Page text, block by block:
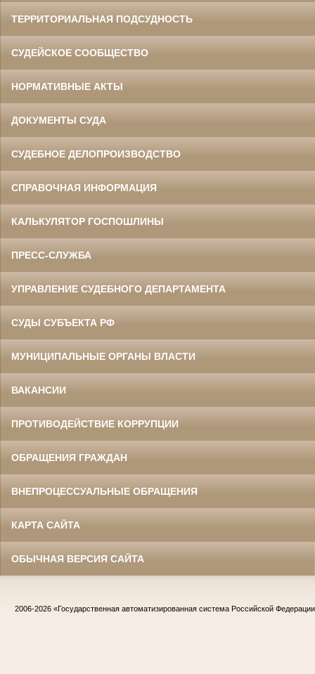
ТЕРРИТОРИАЛЬНАЯ ПОДСУДНОСТЬ
СУДЕЙСКОЕ СООБЩЕСТВО
НОРМАТИВНЫЕ АКТЫ
ДОКУМЕНТЫ СУДА
СУДЕБНОЕ ДЕЛОПРОИЗВОДСТВО
СПРАВОЧНАЯ ИНФОРМАЦИЯ
КАЛЬКУЛЯТОР ГОСПОШЛИНЫ
ПРЕСС-СЛУЖБА
УПРАВЛЕНИЕ СУДЕБНОГО ДЕПАРТАМЕНТА
СУДЫ СУБЪЕКТА РФ
МУНИЦИПАЛЬНЫЕ ОРГАНЫ ВЛАСТИ
ВАКАНСИИ
ПРОТИВОДЕЙСТВИЕ КОРРУПЦИИ
ОБРАЩЕНИЯ ГРАЖДАН
ВНЕПРОЦЕССУАЛЬНЫЕ ОБРАЩЕНИЯ
КАРТА САЙТА
ОБЫЧНАЯ ВЕРСИЯ САЙТА
2006-2026 «Государственная автоматизированная система Российской